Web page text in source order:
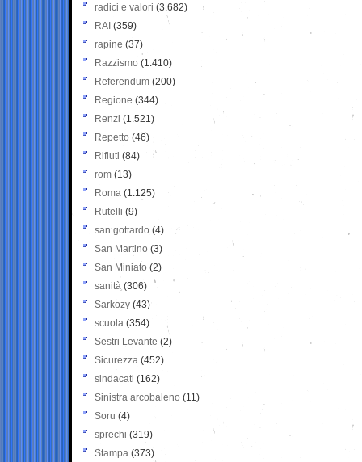
radici e valori (3.682)
RAI (359)
rapine (37)
Razzismo (1.410)
Referendum (200)
Regione (344)
Renzi (1.521)
Repetto (46)
Rifiuti (84)
rom (13)
Roma (1.125)
Rutelli (9)
san gottardo (4)
San Martino (3)
San Miniato (2)
sanità (306)
Sarkozy (43)
scuola (354)
Sestri Levante (2)
Sicurezza (452)
sindacati (162)
Sinistra arcobaleno (11)
Soru (4)
sprechi (319)
Stampa (373)